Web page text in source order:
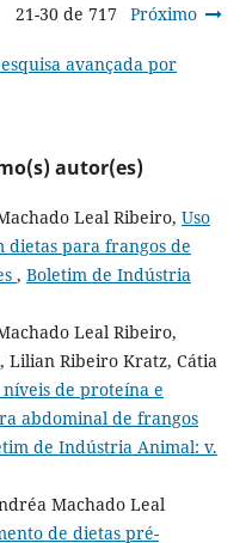
21-30 de 717 Próximo
avançada por
autor(es)
Leal Ribeiro, Uso
dietas para frangos de
, Boletim de Indústria
Leal Ribeiro,
Lilian Ribeiro Kratz, Cátia
de proteína e
abdominal de frangos
de Indústria Animal: v.
Machado Leal
de dietas pré-